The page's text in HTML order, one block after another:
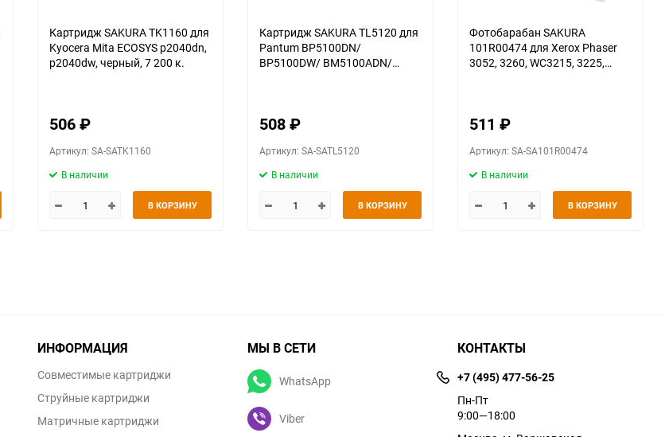
Картридж SAKURA TK1160 для
Kyocera Mita ECOSYS p2040dn,
p2040dw, черный, 7 200 к.
506₽
Артикул: SA-SATK1160
В наличии
В КОРЗИНУ
Картридж SAKURA TL5120 для
Pantum BP5100DN/
BP5100DW/ BM5100ADN/
508₽
Артикул: SA-SATL5120
В наличии
В КОРЗИНУ
Фотобарабан SAKURA
101R00474 для Xerox Phaser
3052, 3260, WC3215, 3225,
511 ₽
Артикул: SA-SA101R00474
В наличии
В КОРЗИНУ
ИНФОРМАЦИЯ
Совместимые картриджи
Струйные картриджи
Матричные картриджи
МЫ В СЕТИ
WhatsApp
Viber
КОНТАКТЫ
+7 (495) 477-56-25
Пн-Пт
9:00—18:00